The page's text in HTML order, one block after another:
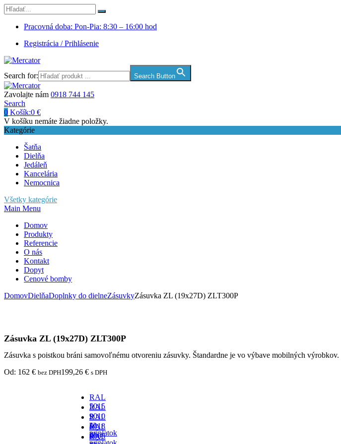
Pracovná doba: Pon-Pia: 8:30 – 16:00 hod
Registrácia / Prihlásenie
Search for: Search Button
Zavolajte nám 0918 744 145
Search
0 Košík:0 €
V košíku nemáte žiadne položky.
Kategórie
Šatňa
Dielňa
Jedáleň
Kancelária
Nemocnica
Všetky kategórie
Main Menu
Domov
Produkty
Referencie
O nás
Kontakt
Dopyt
Cenové bomby
DomovDielňaDoplnky do dielneZásuvkyZásuvka ZL (19x27D) ZLT300P
Zásuvka ZL (19x27D) ZLT300P
Zásuvka s poistkou bráni samovoľnému otvoreniu zásuvky. Štandardne je vo výbave mobilných
Od: 162 € bez DPH199,26 € s DPH
RAL
5015
-
za
príplatok
RAL
9010
-
za
RAL
5018
-
RAL
9005
RAL